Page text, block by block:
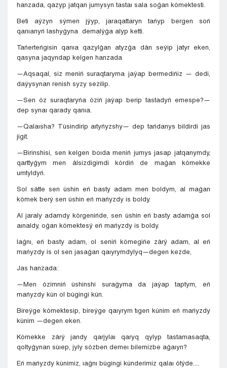
hanzada, qazyp jatqan jumysyn tastaı sala soǵan kómektesti.
Beti aýzyn sýmen jýyp, jaraqattaryn tańyp bergen soń
qarııanyń lashyǵyna demalýǵa alyp ketti.
Tańerteńgisin qarııa qazylǵan atyzǵa dán seýip jatyr eken,
qasyna jaqyndap kelgen hanzada
—Aqsaqal, siz meniń suraqtaryma jaýap bermedińiz — dedi,
daýysynan renish syzy sezilip.
—Sen óz suraqtaryńa óziń jaýap berip tastadyń emespe?—
dep synaı qarady qarııa.
—Qalaısha? Túsindirip aıtyńyzshy— dep tańdanys bildirdi jas
jigit.
—Birinshisi, sen kelgen boıda meniń jumys jasap jatqanymdy,
qarttyǵym men álsizdigimdi kórdiń de maǵan kómekke
umtyldyń.
Sol sátte sen úshin eń basty adam men boldym, al maǵan
kómek berý sen úshin eń mańyzdy is boldy.
Al jaraly adamdy kórgenińde, sen úshin eń basty adamǵa sol
aınaldy, oǵan kómektesý eń mańyzdy is boldy.
Iaǵnı, eń basty adam, ol seniń kómegińe zárý adam, al eń
mańyzdy is ol sen jasaǵan qaıyrymdylyq—degen kezde,
Jas hanzada:
—Men ózimniń úshinshi suraǵyma da jaýap taptym, eń
mańyzdy kún ol búgingi kún.
Bireýge kómektesip, bireýge qaıyrym tıgen kúnim eń mańyzdy
kúnim —degen eken.
Kómekke zárý jandy qarjylaı qaryq qylyp tastamasaqta,
qoltyǵynan súıep, jyly sózben demeı bilemizbe aǵaıyn?
Eń mańyzdy kúnimiz, ıaǵnı búgingi kúnderimiz qalaı ótýde....